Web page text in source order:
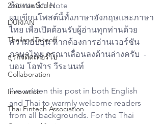
2morrowScaler
DURIAN
ThailandTakeoff
ธุรกิจติดเทอร์โบ
Collaboration
Innovation
Thai Fintech Association
ข้อแนะนำ: Note
ผมเขียนโพสต์นี้ทั้งภาษาอังกฤษและภาษา
ไทย เพื่อเปิดต้อนรับผู้อ่านทุกท่านด้วย
ความอบอุ่น หากต้องการอ่านเวอร์ชัน
ภาษาไทย กรุณาเลื่อนลงด้านล่างครับ  -
บอม โอฬาร วีระนนท์
I’ve written this post in both English
and Thai to warmly welcome readers
from all backgrounds. For the Thai